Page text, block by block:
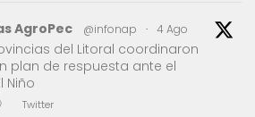
AgroPec @infonap · 4 Ago
del Litoral coordinaron
plan de respuesta ante el
Niño
Twitter